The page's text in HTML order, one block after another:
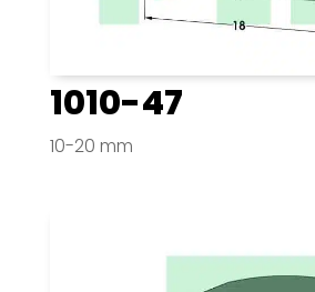
1010-47
10-20 mm